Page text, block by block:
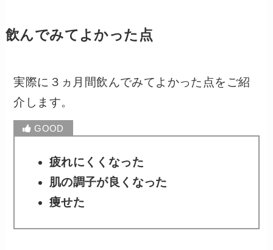
飲んでみてよかった点
実際に３ヵ月間飲んでみてよかった点をご紹
介します。
疲れにくくなった
肌の調子が良くなった
痩せた